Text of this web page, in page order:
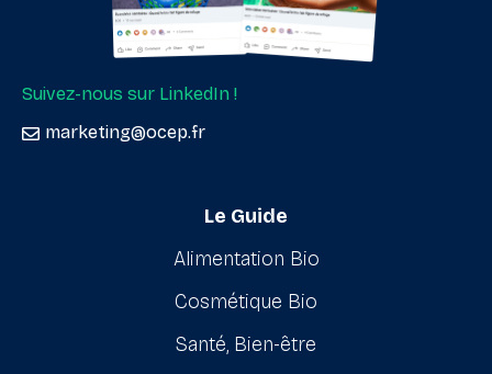
Suivez-nous sur LinkedIn !
marketing@ocep.fr
Le Guide
Alimentation Bio
Cosmétique Bio
Santé, Bien-être